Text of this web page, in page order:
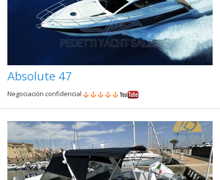
Absolute 47
Negociación confidencial